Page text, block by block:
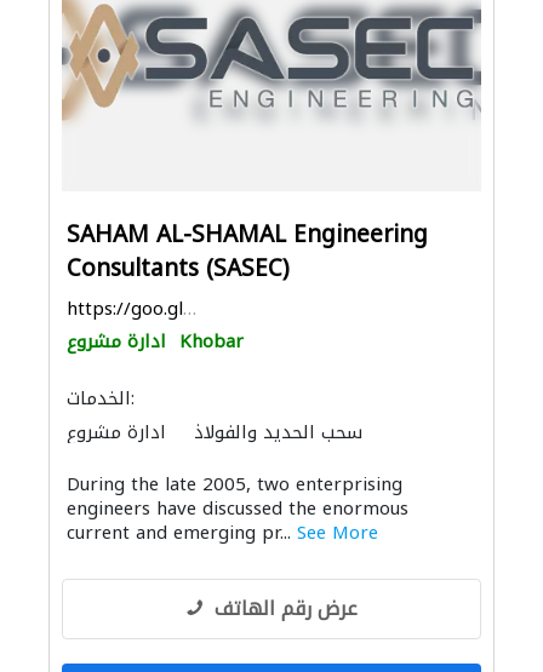
SAHAM AL-SHAMAL Engineering
Consultants (SASEC)
https://goo.gl/maps/x8rD2bikVxSQLxGv5
ادارة مشروع Khobar
الخدمات:
ادارة مشروع
سحب الحديد والفولاذ
أنظمة الاتصالات موردو مواد البناء
صيانة السفن صيانة المباني
During the late 2005, two enterprising
engineers have discussed the enormous
current and emerging pr... See More
عرض رقم الهاتف